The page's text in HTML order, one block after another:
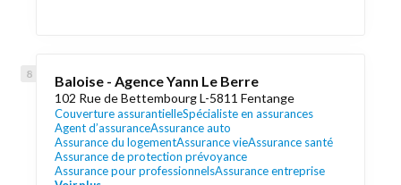
Baloise - Agence Yann Le Berre
102 Rue de Bettembourg L-5811 Fentange
Couverture assurantielleSpécialiste en assurances
Agent d’assuranceAssurance auto
Assurance du logementAssurance vieAssurance santé
Assurance de protection prévoyance
Assurance pour professionnelsAssurance entreprise